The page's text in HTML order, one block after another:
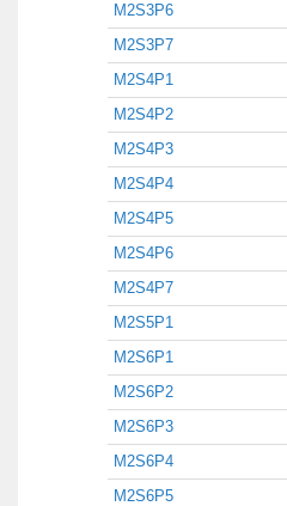
M2S3P6
M2S3P7
M2S4P1
M2S4P2
M2S4P3
M2S4P4
M2S4P5
M2S4P6
M2S4P7
M2S5P1
M2S6P1
M2S6P2
M2S6P3
M2S6P4
M2S6P5